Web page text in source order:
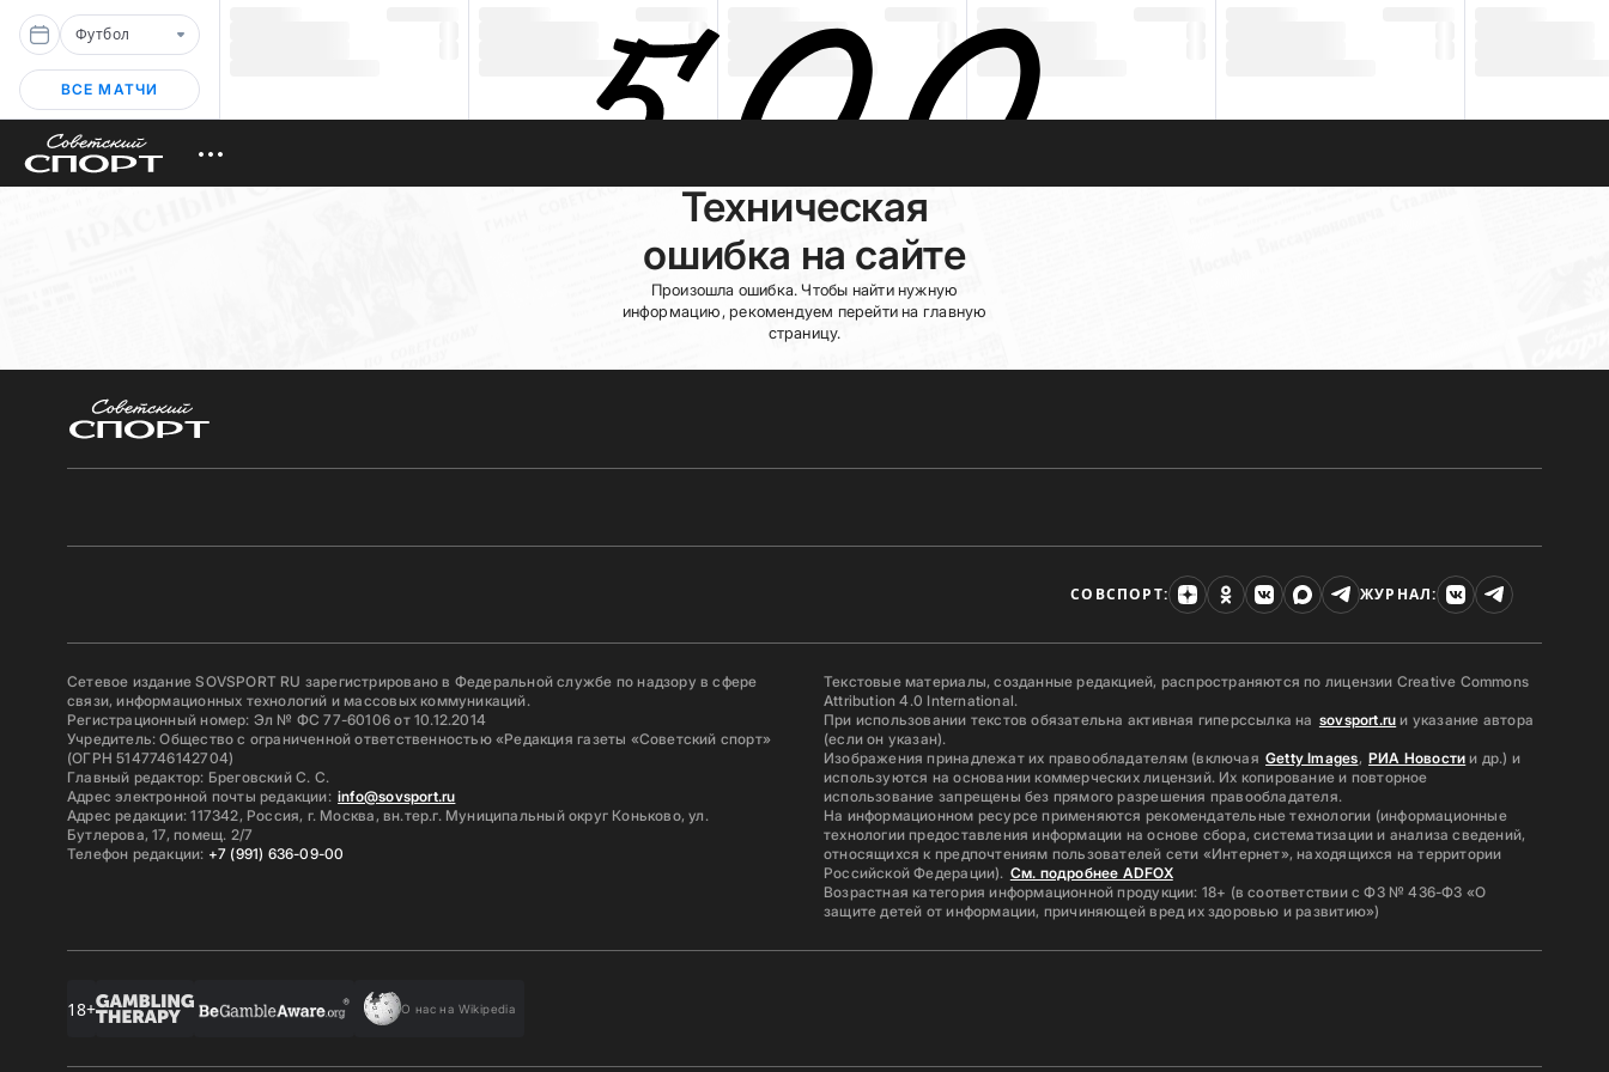
Футбол
ВСЕ МАТЧИ
Техническая
ошибка на сайте
Произошла ошибка. Чтобы найти нужную
информацию, рекомендуем перейти на главную
страницу.
СОВСПОРТ: ЖУРНАЛ:
Сетевое издание SOVSPORT RU зарегистрировано в Федеральной службе по надзору в сфере
связи, информационных технологий и массовых коммуникаций.
Регистрационный номер: Эл № ФС 77-60106 от 10.12.2014
Учредитель: Общество с ограниченной ответственностью «Редакция газеты «Советский спорт»
(ОГРН 5147746142704)
Главный редактор: Бреговский С. С.
Адрес электронной почты редакции: info@sovsport.ru
Адрес редакции: 117342, Россия, г. Москва, вн.тер.г. Муниципальный округ Коньково, ул.
Бутлерова, 17, помещ. 2/7
Телефон редакции: +7 (991) 636-09-00
Текстовые материалы, созданные редакцией, распространяются по лицензии Creative Commons
Attribution 4.0 International.
При использовании текстов обязательна активная гиперссылка на sovsport.ru и указание автора
(если он указан).
Изображения принадлежат их правообладателям (включая Getty Images, РИА Новости и др.) и
используются на основании коммерческих лицензий. Их копирование и повторное
использование запрещены без прямого разрешения правообладателя.
На информационном ресурсе применяются рекомендательные технологии (информационные
технологии предоставления информации на основе сбора, систематизации и анализа сведений,
относящихся к предпочтениям пользователей сети «Интернет», находящихся на территории
Российской Федерации). См. подробнее ADFOX
Возрастная категория информационной продукции: 18+ (в соответствии с ФЗ № 436-ФЗ «О
защите детей от информации, причиняющей вред их здоровью и развитию»)
18+ О нас на Wikipedia